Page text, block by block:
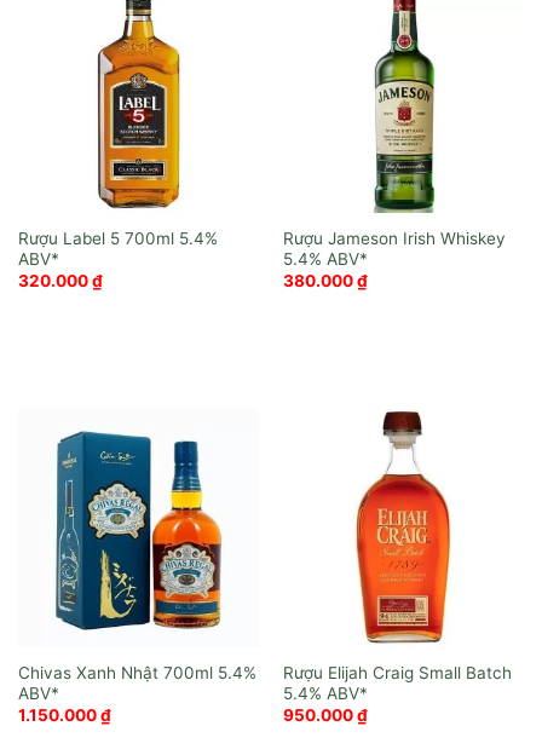
Rượu Label 5 700ml
320.000₫
Rượu Jameson Irish Whiskey
380.000₫
Chivas Xanh Nhật 700ml
1.150.000₫
Rượu Elijah Craig Small Batch
950.000₫